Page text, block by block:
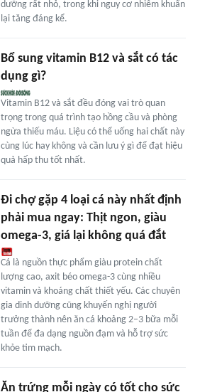
dưỡng rất nhỏ, trong khi nguy cơ nhiễm khuẩn
lại tăng đáng kể.
Bổ sung vitamin B12 và sắt có tác
dụng gì?
Vitamin B12 và sắt đều đóng vai trò quan
trọng trong quá trình tạo hồng cầu và phòng
ngừa thiếu máu. Liệu có thể uống hai chất này
cùng lúc hay không và cần lưu ý gì để đạt hiệu
quả hấp thu tốt nhất.
Đi chợ gặp 4 loại cá này nhất định
phải mua ngay: Thịt ngon, giàu
omega-3, giá lại không quá đắt
Cá là nguồn thực phẩm giàu protein chất
lượng cao, axit béo omega-3 cùng nhiều
vitamin và khoáng chất thiết yếu. Các chuyên
gia dinh dưỡng cũng khuyến nghị người
trưởng thành nên ăn cá khoảng 2–3 bữa mỗi
tuần để đa dạng nguồn đạm và hỗ trợ sức
khỏe tim mạch.
Ăn trứng mỗi ngày có tốt cho sức